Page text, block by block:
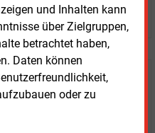
und Inhalten kann
über Zielgruppen,
betrachtet haben,
Daten können
oder zu